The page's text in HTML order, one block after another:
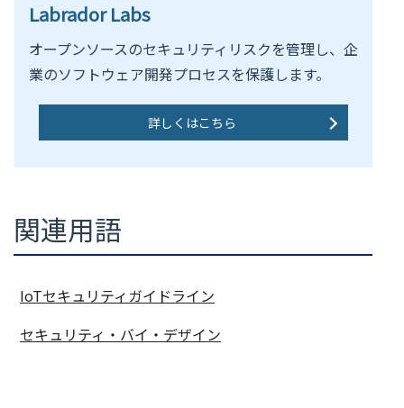
Labrador Labs
オープンソースのセキュリティリスクを管理し、企
業のソフトウェア開発プロセスを保護します。
詳しくはこちら
関連用語
IoTセキュリティガイドライン
セキュリティ・バイ・デザイン